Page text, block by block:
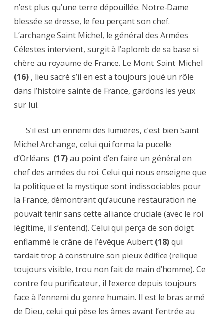
n’est plus qu’une terre dépouillée. Notre-Dame
blessée se dresse, le feu perçant son chef.
L’archange Saint Michel, le général des Armées
Célestes intervient, surgit à l’aplomb de sa base si
chère au royaume de France. Le Mont-Saint-Michel
(16) , lieu sacré s’il en est a toujours joué un rôle
dans l’histoire sainte de France, gardons les yeux
sur lui.
S’il est un ennemi des lumières, c’est bien Saint
Michel Archange, celui qui forma la pucelle
d’Orléans (17)au point d’en faire un général en
chef des armées du roi. Celui qui nous enseigne que
la politique et la mystique sont indissociables pour
la France, démontrant qu’aucune restauration ne
pouvait tenir sans cette alliance cruciale (avec le roi
légitime, il s’entend). Celui qui perça de son doigt
enflammé le crâne de l’évêque Aubert (18)qui
tardait trop à construire son pieux édifice (relique
toujours visible, trou non fait de main d’homme). Ce
contre feu purificateur, il l’exerce depuis toujours
face à l’ennemi du genre humain. Il est le bras armé
de Dieu, celui qui pèse les âmes avant l’entrée au